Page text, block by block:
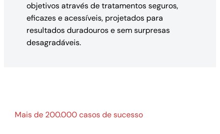
objetivos através de tratamentos seguros,
eficazes e acessíveis, projetados para
resultados duradouros e sem surpresas
desagradáveis.
Mais de 200.000 casos de sucesso